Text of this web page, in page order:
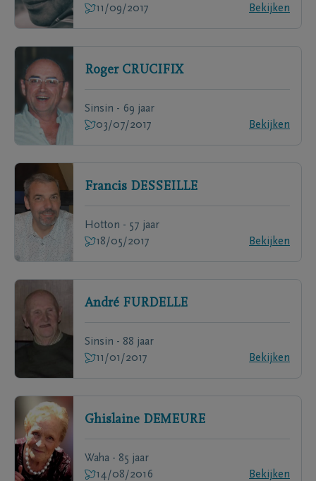
11/09/2017
Bekijken
Roger CRUCIFIX
Sinsin - 69 jaar
03/07/2017
Bekijken
Francis DESSEILLE
Hotton - 57 jaar
18/05/2017
Bekijken
André FURDELLE
Sinsin - 88 jaar
11/01/2017
Bekijken
Ghislaine DEMEURE
Waha - 85 jaar
14/08/2016
Bekijken